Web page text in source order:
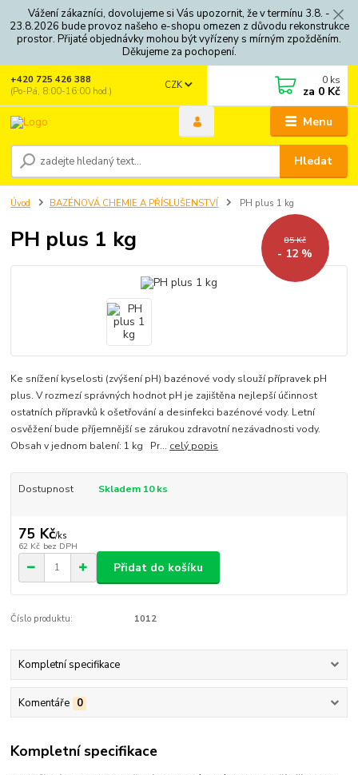
Vážení zákazníci, dovolujeme si Vás upozornit, že v termínu 3.8. -
23.8.2026 bude provoz našeho e-shopu omezen z důvodu rekonstrukce
prostor. Přijaté objednávky mohou být vyřízeny s mírným zpožděním.
Děkujeme za pochopení.
Menu
CZK
Hledat
+420 725 426 388
(Po-Pá, 8:00-16:00 hod.)
0 ks
za 0 Kč
Úvod BAZÉNOVÁ CHEMIE A PŘÍSLUŠENSTVÍ PH plus 1 kg
PH plus 1 kg 85 Kč
- 12 %
Ke snížení kyselosti (zvýšení pH) bazénové vody slouží přípravek pH
plus. V rozmezí správných hodnot pH je zajištěna nejlepší účinnost
ostatních přípravků k ošetřování a desinfekci bazénové vody. Letní
osvěžení bude příjemnější se zárukou zdravotní nezávadnosti vody.
Obsah v jednom balení: 1 kg Pr... celý popis
Dostupnost Skladem 10 ks
75 Kč/ks
62 Kč bez DPH
Přidat do košíku
Číslo produktu: 1012
Kompletní specifikace
Komentáře 0
Kompletní specifikace